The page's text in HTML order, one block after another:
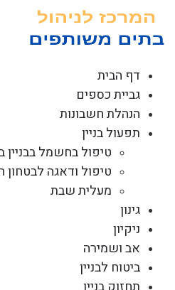
דף הבית
גביית כספים
הנהלת חשבונות
תפעול בניין
טיפול בחשמל בבניין
טיפול ודאגה לבטחון
מעלית שבת
גינון
ניקיון
אב ושמירה
ביטוח לבניין